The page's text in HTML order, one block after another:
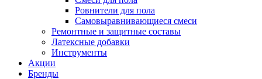
Ровнители для пола
Самовыравнивающиеся смеси
Ремонтные и защитные составы
Латексные добавки
Инструменты
Акции
Бренды